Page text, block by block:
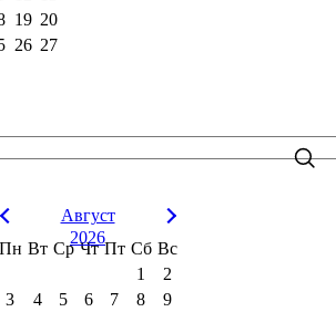
19 20
26 27
Август
2026
Пн Вт Ср Чт Пт Сб Вс
1
2
3
4 5 6 7 8
9